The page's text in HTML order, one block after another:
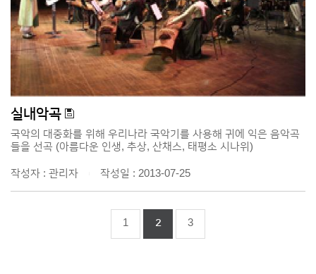
실내악곡
국악의 대중화를 위해 우리나라 국악기를 사용해 귀에 익은 음악곡
들을 선곡 (아름다운 인생, 추상, 산채스, 태평소 시나위)
작성자 : 관리자 작성일 : 2013-07-25
1 2 3